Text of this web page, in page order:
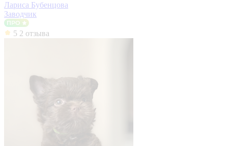
Лариса Бубенцова
Заводчик
5 2 отзыва